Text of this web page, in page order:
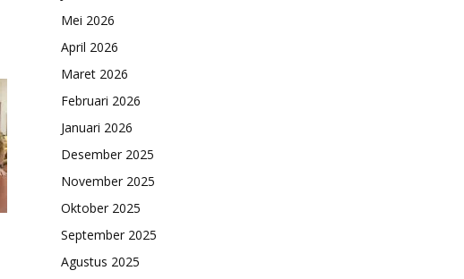
Mei 2026
April 2026
Maret 2026
Februari 2026
Januari 2026
Desember 2025
November 2025
Oktober 2025
September 2025
Agustus 2025